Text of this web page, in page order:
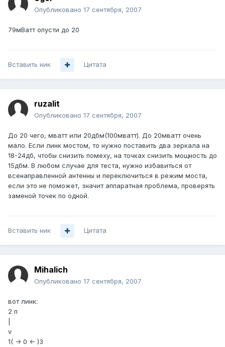
Опубликовано 17 сентября, 2007
79мВатт опусти до 20
Вставить ник Цитата
ruzalit
Опубликовано 17 сентября, 2007
До 20 чего, мватт или 20дбм(100мватт). До 20мватт очень
мало. Если линк мостом, то нужно поставить два зеркала на
18-24дб, чтобы снизить помеху, на точках снизить мощность до
15дбм. В любом случае для теста, нужно избавиться от
всенаправленной антенны и переключиться в режим моста,
если это не поможет, значит аппаратная проблема, проверять
заменой точек по одной.
Вставить ник Цитата
Mihalich
Опубликовано 17 сентября, 2007
вот линк:
2 п
v
1( -> 0 <- )3